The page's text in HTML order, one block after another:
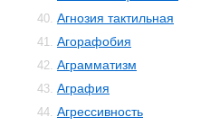
40. Агнозия тактильная
41. Агорафобия
42. Аграмматизм
43. Аграфия
44. Агрессивность